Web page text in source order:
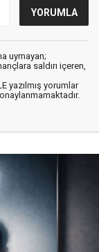
uymayan;
saldırı içeren,
yazılmış yorumlar